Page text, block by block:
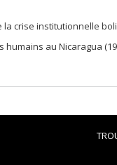
la crise institutionnelle
humains au Nicaragua